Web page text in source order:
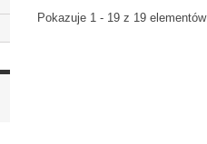
Pokazuje 1 - 19 z 19 elementów